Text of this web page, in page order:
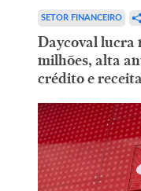
SETOR FINANCEIRO
Daycoval lucra
milhões, alta
crédito e